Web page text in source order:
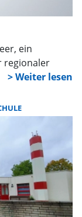
ein
regionaler
der